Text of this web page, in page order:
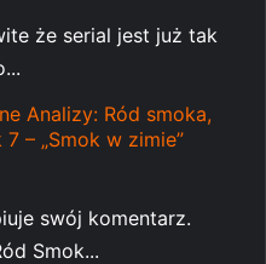
że serial jest już tak
Analizy: Ród smoka,
– „Smok w zimie”
swój komentarz.
Smok...